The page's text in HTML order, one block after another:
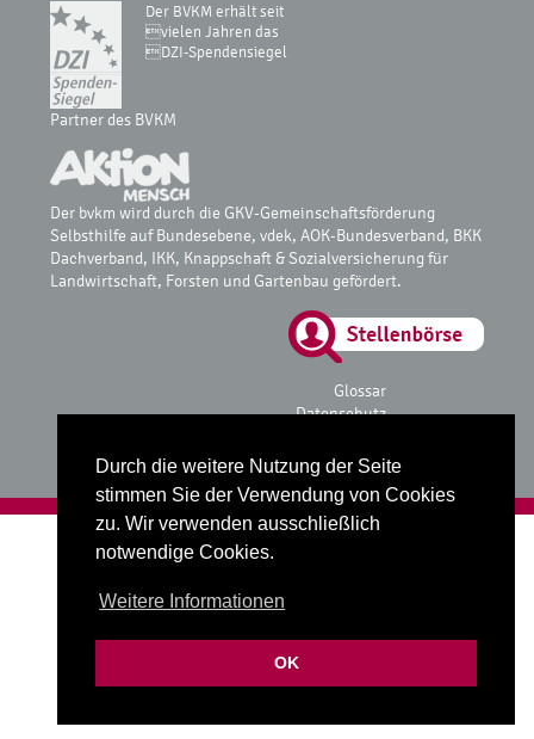
Durch die weitere Nutzung der Seite
stimmen Sie der Verwendung von Cookies
zu. Wir verwenden ausschließlich
notwendige Cookies.
Weitere Informationen
OK
Der BVKM erhält seit
vielen Jahren das
DZI-Spendensiegel
Partner des BVKM
Der bvkm wird durch die GKV-Gemeinschaftsförderung
Selbsthilfe auf Bundesebene, vdek, AOK-Bundesverband, BKK
Dachverband, IKK, Knappschaft & Sozialversicherung für
Landwirtschaft, Forsten und Gartenbau gefördert.
Glossar
Datenschutz
Realisiert mit fube Codingstudio